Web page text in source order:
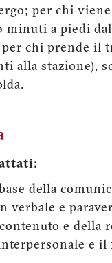
per chi
minuti a piedi
chi prende il
alla stazione),
della
verbale e
e della
e il